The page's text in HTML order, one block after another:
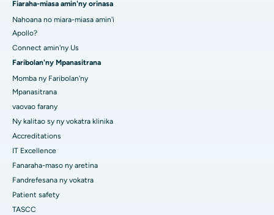
Fiaraha-miasa amin'ny orinasa
Nahoana no miara-miasa amin'i
Apollo?
Connect amin'ny Us
Faribolan'ny Mpanasitrana
Momba ny Faribolan'ny
Mpanasitrana
vaovao farany
Ny kalitao sy ny vokatra klinika
Accreditations
IT Excellence
Fanaraha-maso ny aretina
Fandrefesana ny vokatra
Patient safety
TASCC